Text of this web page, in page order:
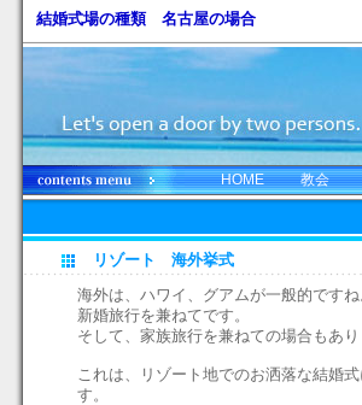
結婚式場の種類 名古屋の場合
HOME 教会
リゾート 海外挙式
海外は、ハワイ、グアムが一般的です
新婚旅行を兼ねてです。
そして、家族旅行を兼ねての場合もあ
これは、リゾート地でのお洒落な結婚
す。